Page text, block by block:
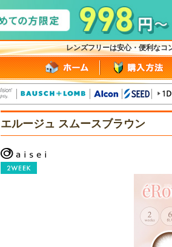
レンズフリーは安心・便利な
エルージュ スムースブラウン